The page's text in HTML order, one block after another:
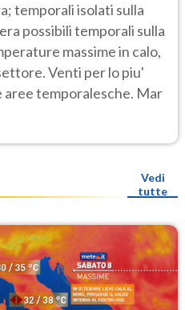
temporali isolati sulla
possibili temporali sulla
massime in calo,
Venti per lo piu'
aree temporalesche. Mar
Vedi
tutte